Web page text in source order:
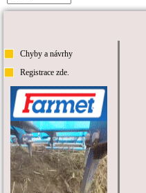
Chyby a návrhy
Registrace zde.